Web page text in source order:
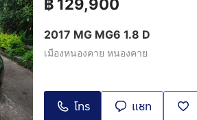
฿ 129,900
2017 MG MG6 1.8 D
เมืองหนองคาย หนองคาย
โทร แชท